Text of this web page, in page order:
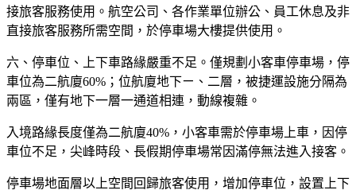
接旅客服務使用。航空公司、各作業單位辦公、員工休息及非
直接旅客服務所需空間，於停車場大樓提供使用。
六、停車位、上下車路緣嚴重不足。僅規劃小客車停車場，停
車位為二航廈60%；位航廈地下ㄧ、二層，被捷運設施分隔為
兩區，僅有地下一層一通道相連，動線複雜。
入境路緣長度僅為二航廈40%，小客車需於停車場上車，因停
車位不足，尖峰時段、長假期停車場常因滿停無法進入接客。
停車場地面層以上空間回歸旅客使用，增加停車位，設置上下